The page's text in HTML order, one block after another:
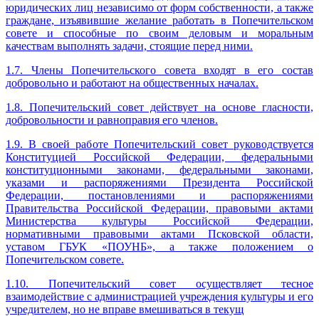
юридических лиц независимо от форм собственности, а также
граждане, изъявившие желание работать в Попечительском
совете и способные по своим деловым и моральным
качествам выполнять задачи, стоящие перед ними.
1.7. Члены Попечительского совета входят в его состав
добровольно и работают на общественных началах.
1.8. Попечительский совет действует на основе гласности,
добровольности и равноправия его членов.
1.9. В своей работе Попечительский совет руководствуется
Конституцией Российской Федерации, федеральными
конституционными законами, федеральными законами,
указами и распоряжениями Президента Российской
Федерации, постановлениями и распоряжениями
Правительства Российской Федерации, правовыми актами
Министерства культуры Российской Федерации,
нормативными правовыми актами Псковской области,
уставом ГБУК «ПОУНБ», а также положением о
Попечительском совете.
1.10. Попечительский совет осуществляет тесное
взаимодействие с администрацией учреждения культуры и его
учредителем, но не вправе вмешиваться в текущ